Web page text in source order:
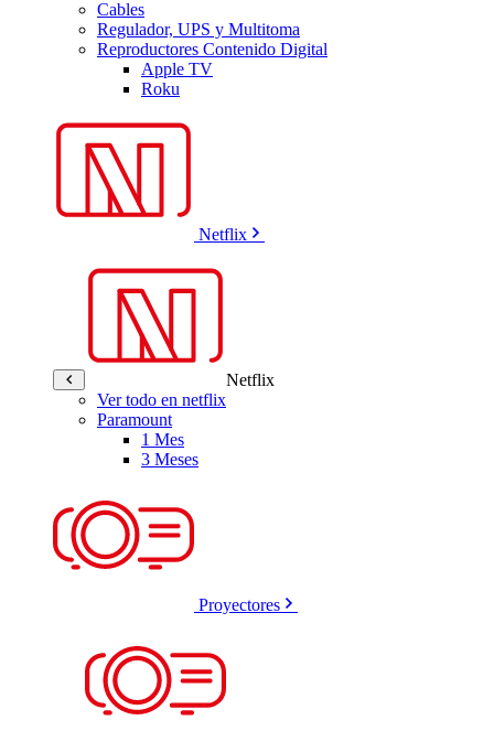
Cables
Regulador, UPS y Multitoma
Reproductores Contenido Digital
Apple TV
Roku
Netflix
Netflix
Ver todo en netflix
Paramount
1 Mes
3 Meses
Proyectores